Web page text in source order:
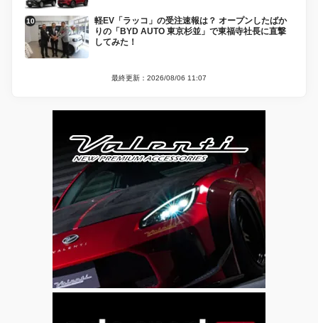
軽EV「ラッコ」の受注速報は？ オープンしたばか
りの「BYD AUTO 東京杉並」で東福寺社長に直撃
してみた！
最終更新：2026/08/06 11:07